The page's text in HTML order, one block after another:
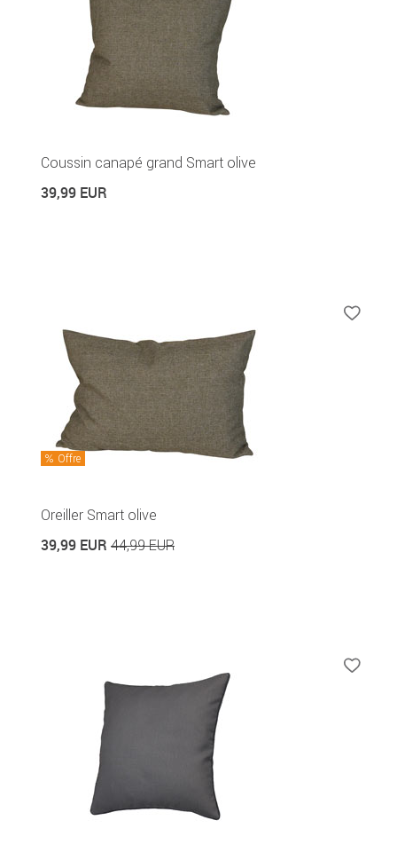
Coussin canapé grand Smart olive
39,99 EUR
Offre
Oreiller Smart olive
39,99 EUR 44,99 EUR